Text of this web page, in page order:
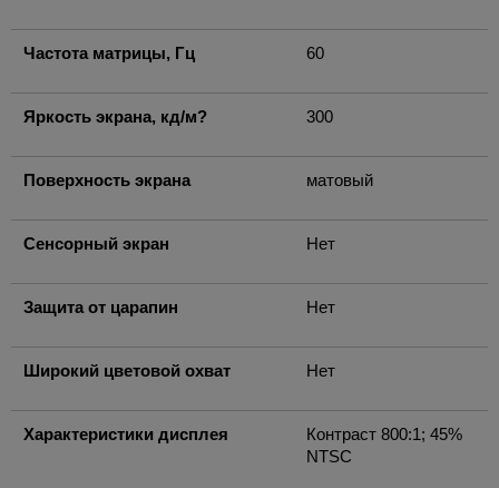
Частота матрицы, Гц 60
Яркость экрана, кд/м? 300
Поверхность экрана матовый
Сенсорный экран Нет
Защита от царапин Нет
Широкий цветовой охват Нет
Характеристики дисплея
Контраст 800:1; 45%
NTSC